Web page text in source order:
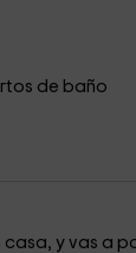
de baño
casa, y vas a